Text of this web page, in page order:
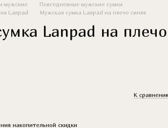
мужские
Повседневные мужские сумки
Lanpad
Мужская сумка Lanpad на плечо синяя
Lanpad на плечо
К
накопительной скидки